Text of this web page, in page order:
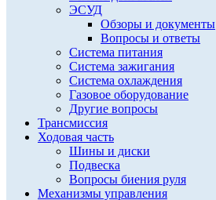
ЭСУД
Обзоры и документы
Вопросы и ответы
Система питания
Система зажигания
Система охлаждения
Газовое оборудование
Другие вопросы
Трансмиссия
Ходовая часть
Шины и диски
Подвеска
Вопросы биения руля
Механизмы управления